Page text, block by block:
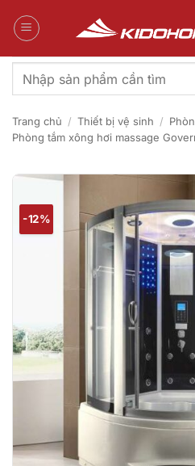
qua
Tìm
kiếm:
Trang chủ / Thiết bị vệ sinh /
Phòng tắm xông hơi massage
-12%